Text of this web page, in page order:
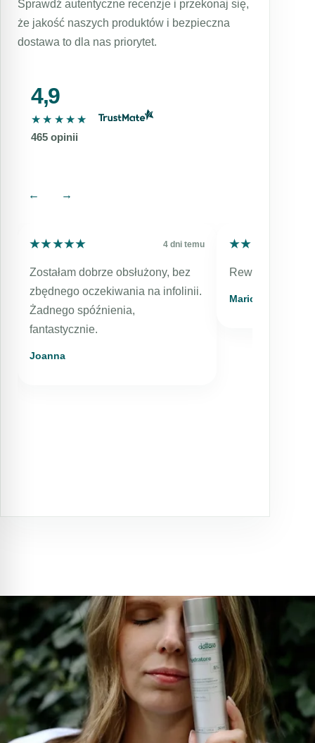
elementów kompleksowej pielęgnacji skóry.
Dobrze dobrana rutyna pielęgnacyjna powinna
ochronę przeciwsłoneczną.
Sprawdź autentyczne recenzje i przekonaj się,
że jakość naszych produktów i bezpieczna
dostawa to dla nas priorytet.
4,9
★★★★★
★★★★★
465 opinii
← →
★★★★★
★★★★★ 4 dni temu
Zostałam dobrze obsłużony, bez
zbędnego oczekiwania na infolinii.
Żadnego spóźnienia,
fantastycznie.
Joanna
★★★★★
★★★★★
Rewelacyjny,
Mariola